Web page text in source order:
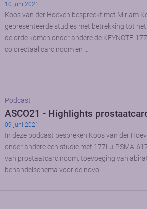
10 juni 2021
Koos van der Hoeven bespreekt met Miriam
gepresenteerde studies met betrekking tot
de orde komen onder andere de KEYNOTE-
colorectaal carcinoom en …
Podcast
ASCO21 - Highlights
09 juni 2021
In deze podcast bespreken Koos van der
onder andere een studie met 177Lu-PSMA-
van prostaatcarcinoom, toevoeging van
behandelschema voor de novo …